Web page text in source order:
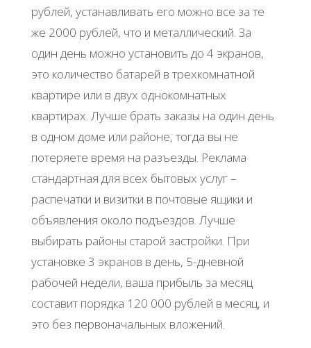
рублей, устанавливать его можно все за те
же 2000 рублей, что и металлический. За
один день можно установить до 4 экранов,
это количество батарей в трехкомнатной
квартире или в двух однокомнатных
квартирах. Лучше брать заказы на один день
в одном доме или районе, тогда вы не
потеряете время на разъезды. Реклама
стандартная для всех бытовых услуг –
распечатки и визитки в почтовые ящики и
объявления около подъездов. Лучше
выбирать районы старой застройки. При
установке 3 экранов в день, 5-дневной
рабочей недели, ваша прибыль за месяц
составит порядка 120 000 рублей в месяц, и
это без первоначальных вложений.